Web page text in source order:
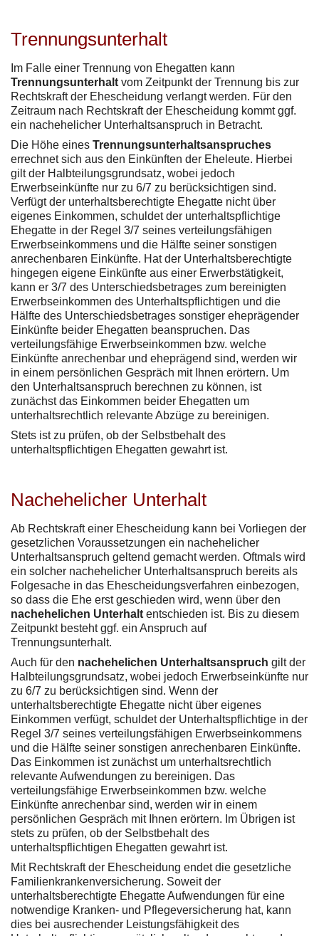
Trennungsunterhalt
Im Falle einer Trennung von Ehegatten kann
Trennungsunterhalt vom Zeitpunkt der Trennung bis zur
Rechtskraft der Ehescheidung verlangt werden. Für den
Zeitraum nach Rechtskraft der Ehescheidung kommt ggf.
ein nachehelicher Unterhaltsanspruch in Betracht.
Die Höhe eines Trennungsunterhaltsanspruches
errechnet sich aus den Einkünften der Eheleute. Hierbei
gilt der Halbteilungsgrundsatz, wobei jedoch
Erwerbseinkünfte nur zu 6/7 zu berücksichtigen sind.
Verfügt der unterhaltsberechtigte Ehegatte nicht über
eigenes Einkommen, schuldet der unterhaltspflichtige
Ehegatte in der Regel 3/7 seines verteilungsfähigen
Erwerbseinkommens und die Hälfte seiner sonstigen
anrechenbaren Einkünfte. Hat der Unterhaltsberechtigte
hingegen eigene Einkünfte aus einer Erwerbstätigkeit,
kann er 3/7 des Unterschiedsbetrages zum bereinigten
Erwerbseinkommen des Unterhaltspflichtigen und die
Hälfte des Unterschiedsbetrages sonstiger eheprägender
Einkünfte beider Ehegatten beanspruchen. Das
verteilungsfähige Erwerbseinkommen bzw. welche
Einkünfte anrechenbar und eheprägend sind, werden wir
in einem persönlichen Gespräch mit Ihnen erörtern. Um
den Unterhaltsanspruch berechnen zu können, ist
zunächst das Einkommen beider Ehegatten um
unterhaltsrechtlich relevante Abzüge zu bereinigen.
Stets ist zu prüfen, ob der Selbstbehalt des
unterhaltspflichtigen Ehegatten gewahrt ist.
Nachehelicher Unterhalt
Ab Rechtskraft einer Ehescheidung kann bei Vorliegen der
gesetzlichen Voraussetzungen ein nachehelicher
Unterhaltsanspruch geltend gemacht werden. Oftmals wird
ein solcher nachehelicher Unterhaltsanspruch bereits als
Folgesache in das Ehescheidungsverfahren einbezogen,
so dass die Ehe erst geschieden wird, wenn über den
nachehelichen Unterhalt entschieden ist. Bis zu diesem
Zeitpunkt besteht ggf. ein Anspruch auf
Trennungsunterhalt.
Auch für den nachehelichen Unterhaltsanspruch gilt der
Halbteilungsgrundsatz, wobei jedoch Erwerbseinkünfte nur
zu 6/7 zu berücksichtigen sind. Wenn der
unterhaltsberechtigte Ehegatte nicht über eigenes
Einkommen verfügt, schuldet der Unterhaltspflichtige in der
Regel 3/7 seines verteilungsfähigen Erwerbseinkommens
und die Hälfte seiner sonstigen anrechenbaren Einkünfte.
Das Einkommen ist zunächst um unterhaltsrechtlich
relevante Aufwendungen zu bereinigen. Das
verteilungsfähige Erwerbseinkommen bzw. welche
Einkünfte anrechenbar sind, werden wir in einem
persönlichen Gespräch mit Ihnen erörtern. Im Übrigen ist
stets zu prüfen, ob der Selbstbehalt des
unterhaltspflichtigen Ehegatten gewahrt ist.
Mit Rechtskraft der Ehescheidung endet die gesetzliche
Familienkrankenversicherung. Soweit der
unterhaltsberechtigte Ehegatte Aufwendungen für eine
notwendige Kranken- und Pflegeversicherung hat, kann
dies bei ausrechender Leistungsfähigkeit des